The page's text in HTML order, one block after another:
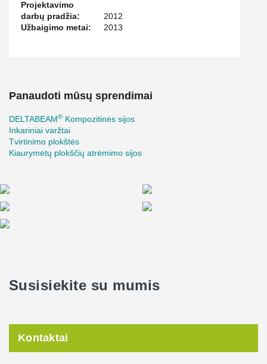
Projektavimo
darbų pradžia:
2012
Užbaigimo metai:
2013
Panaudoti mūsų sprendimai
DELTABEAM® Kompozitinės sijos
Inkariniai varžtai
Tvirtinimo plokštės
Kiaurymėtų plokščių atrėmimo sijos
Susisiekite su mumis
Kontaktai